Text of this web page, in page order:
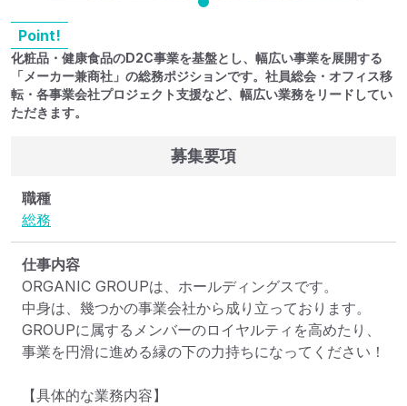
Point!
化粧品・健康食品のD2C事業を基盤とし、幅広い事業を展開する
「メーカー兼商社」の総務ポジションです。社員総会・オフィス移
転・各事業会社プロジェクト支援など、幅広い業務をリードしてい
ただきます。
募集要項
職種
総務
仕事内容
ORGANIC GROUPは、ホールディングスです。
中身は、幾つかの事業会社から成り立っております。
GROUPに属するメンバーのロイヤルティを高めたり、
事業を円滑に進める縁の下の力持ちになってください！
【具体的な業務内容】